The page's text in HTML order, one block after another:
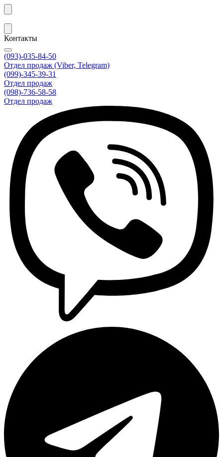
Контакты
(093)-035-84-50
Отдел продаж (Viber, Telegram)
(099)-345-39-31
Отдел продаж
(098)-736-58-58
Отдел продаж